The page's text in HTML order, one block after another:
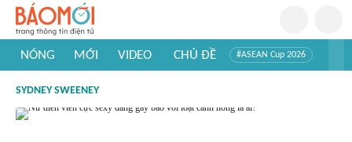
NÓNG MỚI VIDEO CHỦ ĐỀ #ASEAN Cup 2026
#Khám phá thế giới
SYDNEY SWEENEY